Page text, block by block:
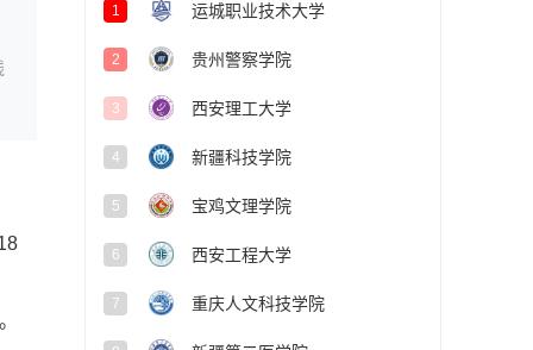
1 运城职业技术大学
2 贵州警察学院
3 西安理工大学
4 新疆科技学院
5 宝鸡文理学院
6 西安工程大学
7 重庆人文科技学院